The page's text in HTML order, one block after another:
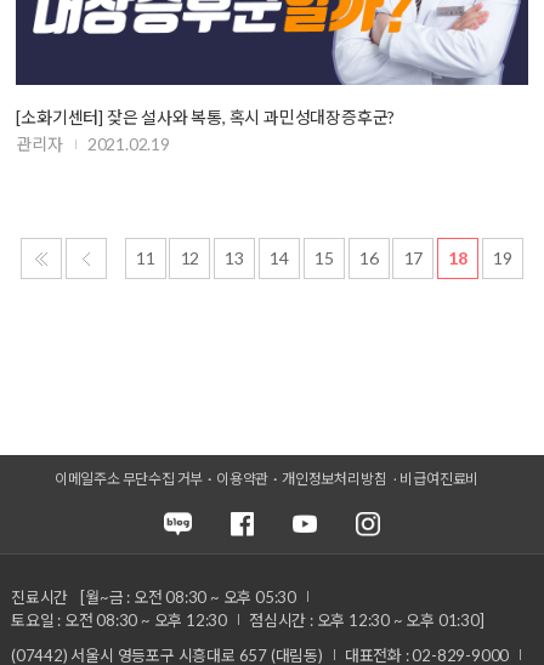
[소화기센터] 잦은 설사와 복통, 혹시 과민성대장증후군?
관리자
2021.02.19
11 12 13 14 15 16 17 18 19
이메일주소 무단수집 거부 이용약관 개인정보처리방침 비급여진료비
진료시간
[월~금 : 오전 08:30 ~ 오후 05:30
토요일 : 오전 08:30 ~ 오후 12:30
점심시간 : 오후 12:30 ~ 오후 01:30]
(07442) 서울시 영등포구 시흥대로 657 (대림동)
대표전화 : 02-829-9000